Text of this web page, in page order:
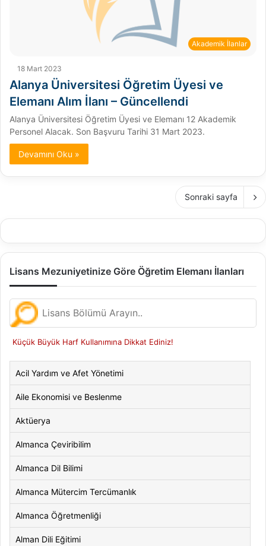
Akademik İlanlar
18 Mart 2023
Alanya Üniversitesi Öğretim Üyesi ve
Elemanı Alım İlanı – Güncellendi
Alanya Üniversitesi Öğretim Üyesi ve Elemanı 12 Akademik
Personel Alacak. Son Başvuru Tarihi 31 Mart 2023.
Devamını Oku »
Sonraki sayfa
Lisans Mezuniyetinize Göre Öğretim Elemanı İlanları
Küçük Büyük Harf Kullanımına Dikkat Ediniz!
Acil Yardım ve Afet Yönetimi
Aile Ekonomisi ve Beslenme
Aktüerya
Almanca Çeviribilim
Almanca Dil Bilimi
Almanca Mütercim Tercümanlık
Almanca Öğretmenliği
Alman Dili Eğitimi